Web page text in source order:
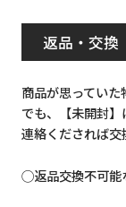
返品・交換
商品が思ってい
でも、【未開封】
連絡くだされば交
◯返品交換不可能